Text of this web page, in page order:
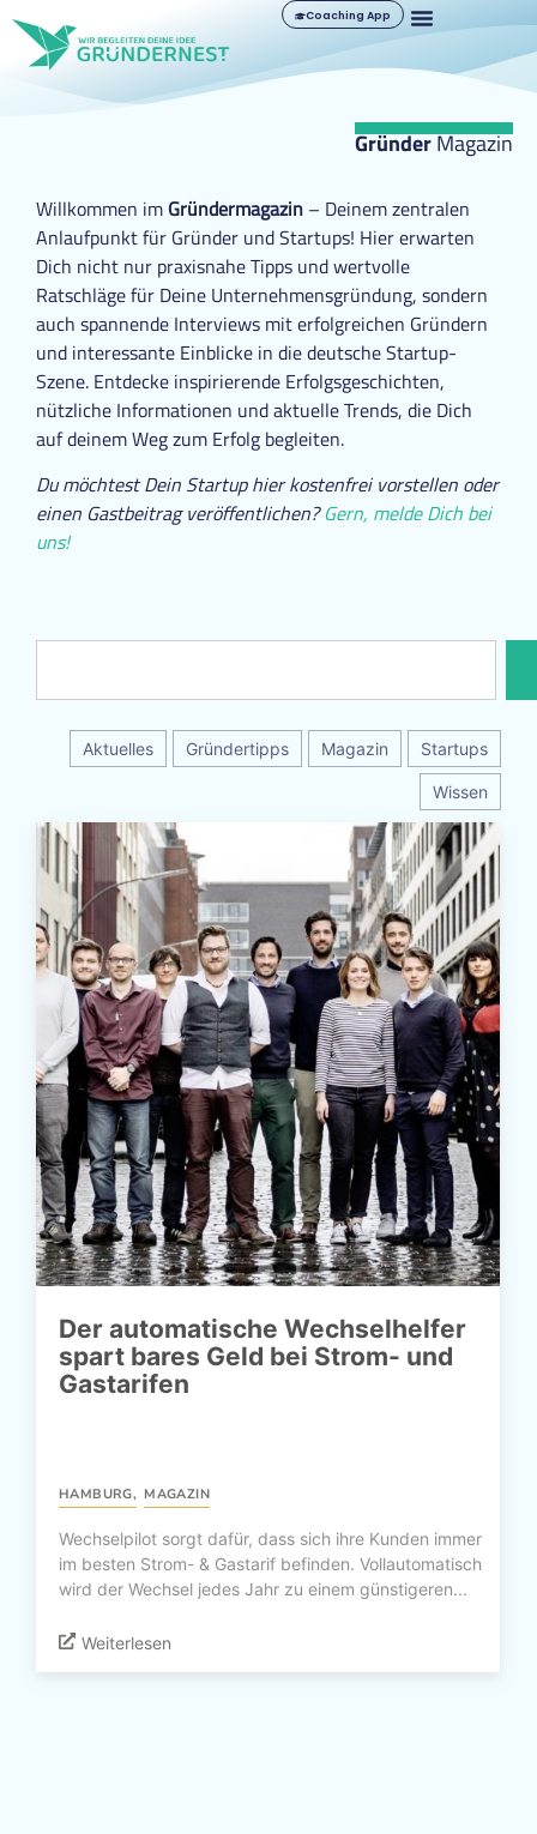
Coaching App
GründerMagazin
Willkommen im Gründermagazin – Deinem zentralen
Anlaufpunkt für Gründer und Startups! Hier erwarten
Dich nicht nur praxisnahe Tipps und wertvolle
Ratschläge für Deine Unternehmensgründung, sondern
auch spannende Interviews mit erfolgreichen Gründern
und interessante Einblicke in die deutsche Startup-
Szene. Entdecke inspirierende Erfolgsgeschichten,
nützliche Informationen und aktuelle Trends, die Dich
auf deinem Weg zum Erfolg begleiten.
Du möchtest Dein Startup hier kostenfrei vorstellen oder
einen Gastbeitrag veröffentlichen?Gern, melde Dich bei
uns!
Aktuelles Gründertipps Magazin Startups
Wissen
Der automatische Wechselhelfer
spart bares Geld bei Strom- und
Gastarifen
HAMBURG, MAGAZIN
Wechselpilot sorgt dafür, dass sich ihre Kunden immer
im besten Strom- & Gastarif befinden. Vollautomatisch
wird der Wechsel jedes Jahr zu einem günstigeren...
Weiterlesen